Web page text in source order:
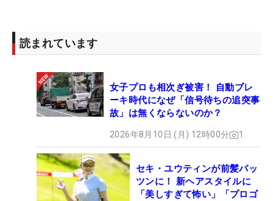
読まれています
女子プロも相次ぎ被害！ 自動ブレ
ーキ時代になぜ「信号待ちの追突事
故」は無くならないのか？
2026年8月10日 (月) 12時00分 1
セキ・ユウティンが前髪パッ
ツンに！ 新ヘアスタイルに
「美しすぎて怖い」「プロゴ